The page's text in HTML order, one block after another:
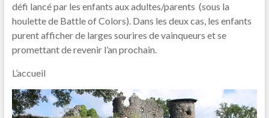
défi lancé par les enfants aux adultes/parents (sous la
houlette de Battle of Colors). Dans les deux cas, les enfants
purent afficher de larges sourires de vainqueurs et se
promettant de revenir l’an prochain.
L’accueil